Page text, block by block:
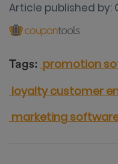
Article published by:
Tags: promotion
loyaltycustomer
marketing